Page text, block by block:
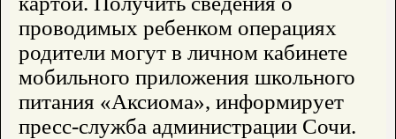
проводимых ребенком операциях
родители могут в личном кабинете
мобильного приложения школьного
питания «Аксиома», информирует
пресс-служба администрации Сочи.